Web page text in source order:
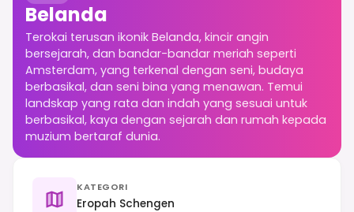
Belanda
Terokai terusan ikonik Belanda, kincir angin
bersejarah, dan bandar-bandar meriah seperti
Amsterdam, yang terkenal dengan seni, budaya
berbasikal, dan seni bina yang menawan. Temui
landskap yang rata dan indah yang sesuai untuk
berbasikal, kaya dengan sejarah dan rumah kepada
muzium bertaraf dunia.
KATEGORI
Eropah Schengen